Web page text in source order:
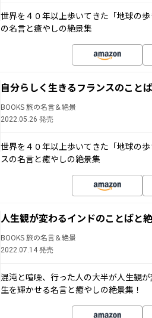
世界を４０年以上歩いてきた「地球の
の名言と癒やしの絶景集
自分らしく生きるフランスのこと
BOOKS 旅の名言＆絶景
2022.05.26 発売
世界を４０年以上歩いてきた「地球の
スの名言と癒やしの絶景集
人生観が変わるインドのことばと
BOOKS 旅の名言＆絶景
2022.07.14 発売
混沌と喧噪、行った人の大半が人生観
生を輝かせる名言と癒やしの絶景集！